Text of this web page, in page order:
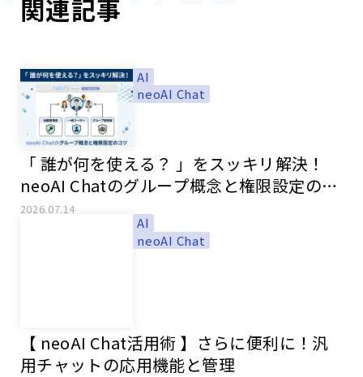
関連記事
AI
neoAI Chat
「 誰が何を使える？ 」をスッキリ解決！
neoAI Chatのグループ概念と権限設定のコ
ツ
2026.07.14
AI
neoAI Chat
【 neoAI Chat活用術 】さらに便利に！汎
用チャットの応用機能と管理